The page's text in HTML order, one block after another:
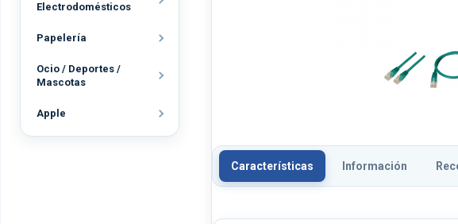
Electrodomésticos
Papelería
Ocio / Deportes /
Mascotas
Apple
Características Información